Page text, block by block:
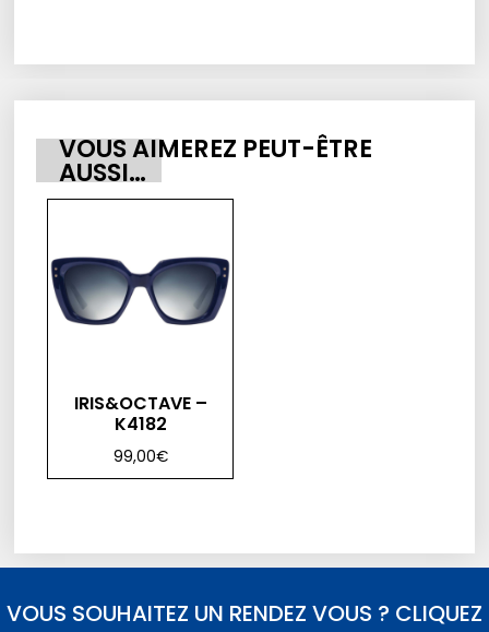
VOUS AIMEREZ PEUT-ÊTRE
AUSSI…
IRIS&OCTAVE –
K4182
99,00€
VOUS SOUHAITEZ UN RENDEZ VOUS ? CLIQUEZ